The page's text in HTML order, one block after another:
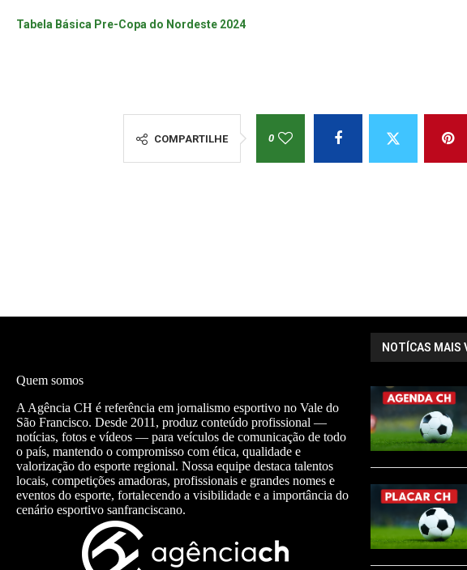
Tabela Básica Pre-Copa do Nordeste 2024
COMPARTILHE 0
Quem somos
A Agência CH é referência em jornalismo esportivo no Vale do
São Francisco. Desde 2011, produz conteúdo profissional —
notícias, fotos e vídeos — para veículos de comunicação de todo
o país, mantendo o compromisso com ética, qualidade e
valorização do esporte regional. Nossa equipe destaca talentos
locais, competições amadoras, profissionais e grandes nomes e
eventos do esporte, fortalecendo a visibilidade e a importância do
cenário esportivo sanfranciscano.
NOTÍCAS MAIS